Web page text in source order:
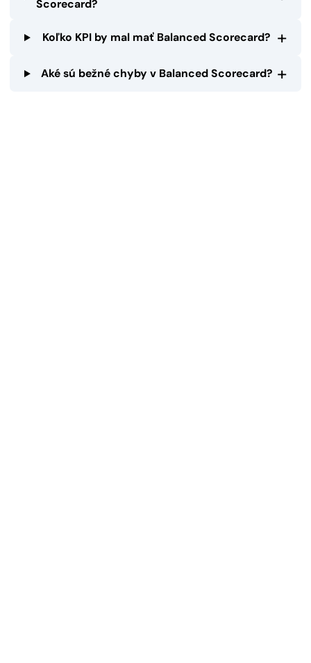
Scorecard?
Koľko KPI by mal mať Balanced Scorecard? +
Aké sú bežné chyby v Balanced Scorecard? +